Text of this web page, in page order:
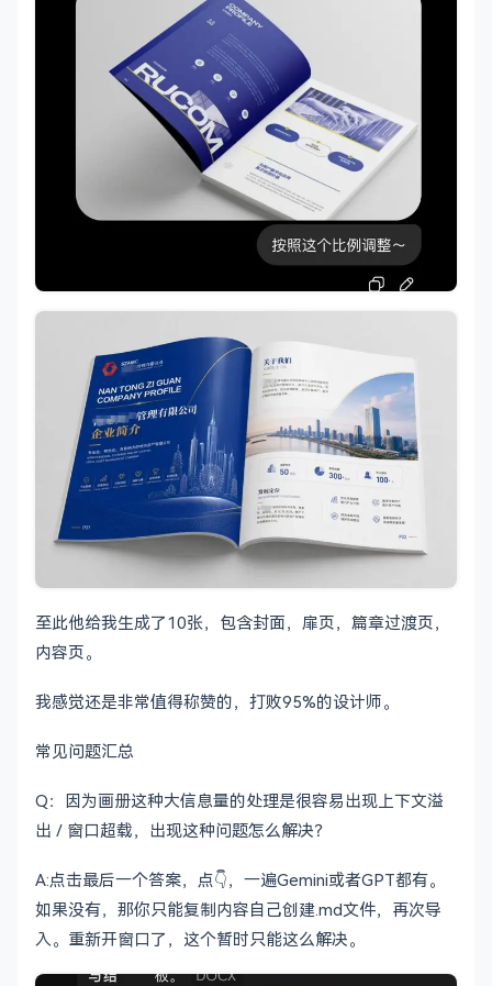
至此他给我生成了10张，包含封面，扉页，篇章过渡页，
内容页。
我感觉还是非常值得称赞的，打败95%的设计师。
常见问题汇总
Q：因为画册这种大信息量的处理是很容易出现上下文溢
出 / 窗口超载，出现这种问题怎么解决？
A:点击最后一个答案，点👇，一遍Gemini或者GPT都有。
如果没有，那你只能复制内容自己创建.md文件，再次导
入。重新开窗口了，这个暂时只能这么解决。